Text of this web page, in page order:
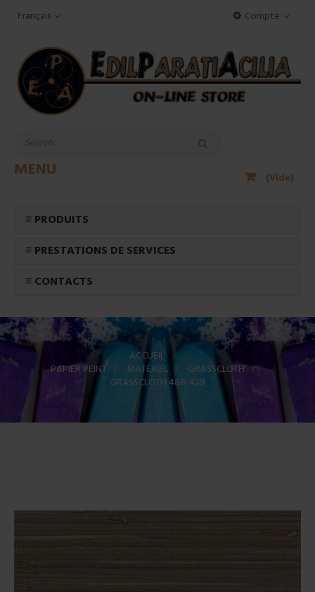
Compte
Français
(Vide)
MENU
≡ PRODUITS
≡ PRESTATIONS DE SERVICES
≡ CONTACTS
ACCUEIL >
PAPIER PEINT > MATÉRIEL > GRASSCLOTH >
GRASSCLOTH 488-439